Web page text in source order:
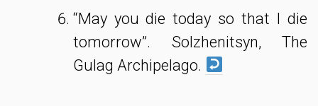
“May you die today so that I die
tomorrow”. Solzhenitsyn, The
Gulag Archipelago.